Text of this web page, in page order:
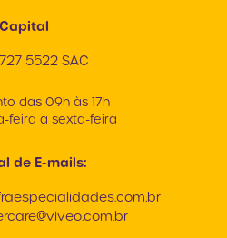
Capital
5522 SAC
das 09h às 17h
feira a sexta-feira
de E-mails: